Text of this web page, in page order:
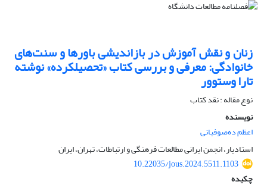
زنان و نقش آموزش در بازاندیشی باورها و سنت‌های
خانوادگی: معرفی و بررسی کتاب «تحصیلکرده» نوشته
تارا وستوور
نوع مقاله : نقد کتاب
نویسنده
اعظم ده‌صوفیانی
استادیار، انجمن ایرانی مطالعات فرهنگی و ارتباطات، تهران، ایران
10.22035/jous.2024.5511.1103
چکیده